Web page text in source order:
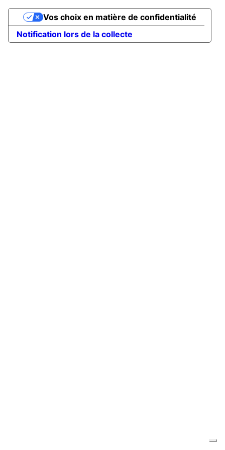
Notification lors de la collecte
Vos choix en matière de confidentialité